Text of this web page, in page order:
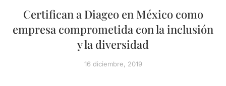
Certifican a Diageo en México como
empresa comprometida con la inclusión
y la diversidad
16 diciembre, 2019